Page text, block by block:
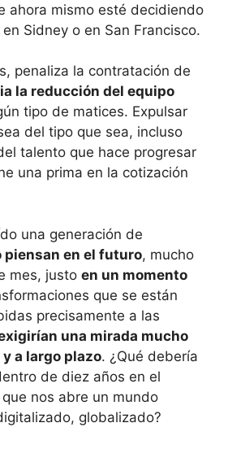
ahora mismo esté decidiendo
Sidney o en San Francisco.
penaliza la contratación de
la reducción del equipo
tipo de matices. Expulsar
del tipo que sea, incluso
talento que hace progresar
una prima en la cotización
una generación de
piensan en el futuro, mucho
mes, justo en un momento
que se están
precisamente a las
una mirada mucho
a largo plazo. ¿Qué debería
de diez años en el
nos abre un mundo
globalizado?